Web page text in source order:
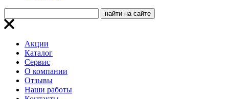
Акции
Каталог
Сервис
О компании
Отзывы
Наши работы